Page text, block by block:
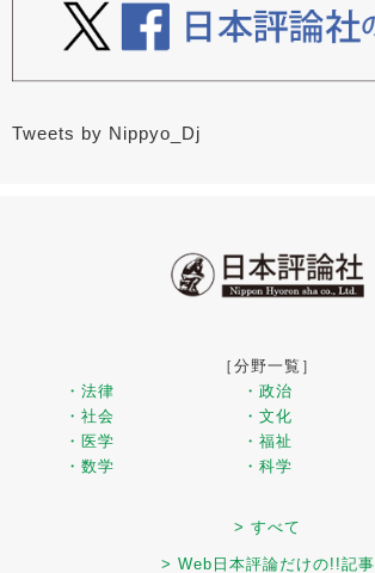
Tweets by Nippyo_Dj
［分野一覧］
・法律
・政治
・社会
・文化
・医学
・福祉
・数学
・科学
> すべて
> Web日本評論だけの!!記事